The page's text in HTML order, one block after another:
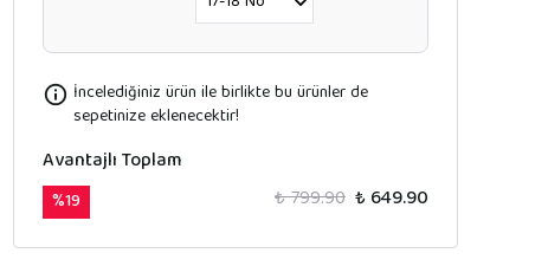
İncelediğiniz ürün ile birlikte bu ürünler de
sepetinize eklenecektir!
Avantajlı Toplam
%19 ₺ 799.90 ₺ 649.90